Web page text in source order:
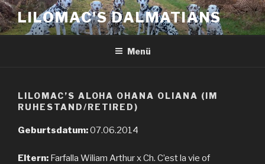
Zum
Inhalt
springen
LILOMAC'S DALMATIANS
Menü
LILOMAC’S ALOHA OHANA OLIANA (IM
RUHESTAND/RETIRED)
Geburtsdatum:07.06.2014
Eltern: Farfalla Wiliam Arthur x Ch. C’est la vie of